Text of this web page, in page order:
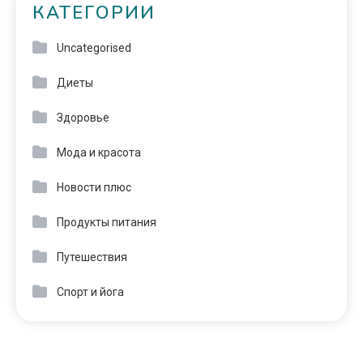
КАТЕГОРИИ
Uncategorised
Диеты
Здоровье
Мода и красота
Новости плюс
Продукты питания
Путешествия
Спорт и йога